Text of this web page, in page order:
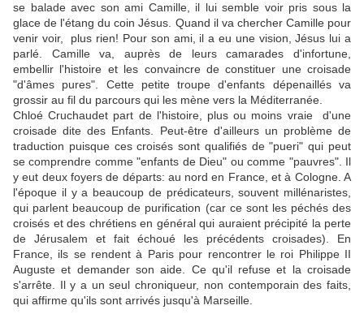
se balade avec son ami Camille, il lui semble voir pris sous la
glace de l'étang du coin Jésus. Quand il va chercher Camille pour
venir voir, plus rien! Pour son ami, il a eu une vision, Jésus lui a
parlé. Camille va, auprès de leurs camarades d'infortune,
embellir l'histoire et les convaincre de constituer une croisade
"d'âmes pures". Cette petite troupe d'enfants dépenaillés va
grossir au fil du parcours qui les mène vers la Méditerranée.
Chloé Cruchaudet part de l'histoire, plus ou moins vraie d'une
croisade dite des Enfants. Peut-être d'ailleurs un problème de
traduction puisque ces croisés sont qualifiés de "pueri" qui peut
se comprendre comme "enfants de Dieu" ou comme "pauvres". Il
y eut deux foyers de départs: au nord en France, et à Cologne. A
l'époque il y a beaucoup de prédicateurs, souvent millénaristes,
qui parlent beaucoup de purification (car ce sont les péchés des
croisés et des chrétiens en général qui auraient précipité la perte
de Jérusalem et fait échoué les précédents croisades). En
France, ils se rendent à Paris pour rencontrer le roi Philippe II
Auguste et demander son aide. Ce qu'il refuse et la croisade
s'arrête. Il y a un seul chroniqueur, non contemporain des faits,
qui affirme qu'ils sont arrivés jusqu'à Marseille.